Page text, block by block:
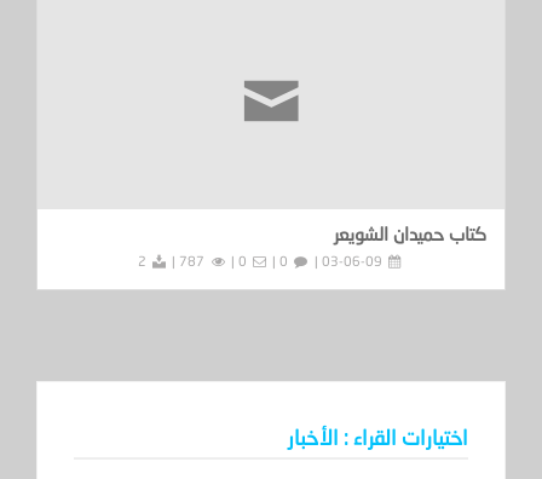
كتاب حميدان الشويعر
0 |
اختيارات القراء : الأخبار